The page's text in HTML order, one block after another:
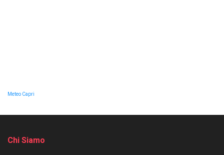
Meteo Capri
Chi Siamo